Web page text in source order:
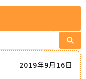
2019年9月16日